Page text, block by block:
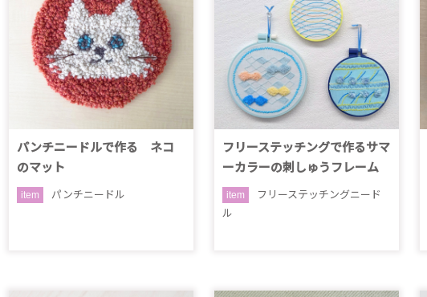
パンチニードルで作る ネコ
のマット
item パンチニードル
フリーステッチングで作るサマ
ーカラーの刺しゅうフレーム
item
フリーステッチングニード
ル